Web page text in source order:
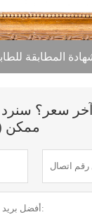
المطابقة
سعر؟
ممكن